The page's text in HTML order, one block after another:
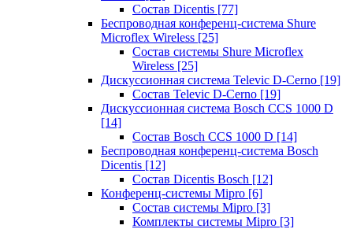
Состав Dicentis [77]
Беспроводная конференц-система Shure
Microflex Wireless [25]
Состав системы Shure Microflex
Wireless [25]
Дискуссионная система Televic D-Cerno [19]
Состав Televic D-Cerno [19]
Дискуссионная система Bosch CCS 1000 D
[14]
Состав Bosch CCS 1000 D [14]
Беспроводная конференц-система Bosch
Dicentis [12]
Состав Dicentis Bosch [12]
Конференц-системы Mipro [6]
Состав системы Mipro [3]
Комплекты системы Mipro [3]